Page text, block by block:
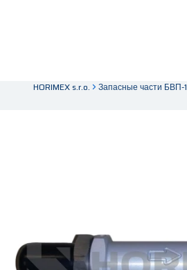
HORIMEX s.r.o. Запасные части БВП-1